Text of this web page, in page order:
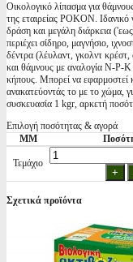
Οικολογικό λίπασμα για
της εταιρείας POKON.
δράση και μεγάλη διάρκεια
περιέχει σίδηρο, μαγνήσιο,
δέντρα (λέυλαντ, γκολντ κρέστ,
και θάμνους με αναλογία Ν-Ρ-Κ
κήπους. Μπορεί να
ανακατεύοντάς το με το χώμα,
συσκευασία 1 kgr, αρκετή
Επιλογή ποσότητας & αγορά
ΜΜ
Τεμάχιο
Σχετικά προϊόντα